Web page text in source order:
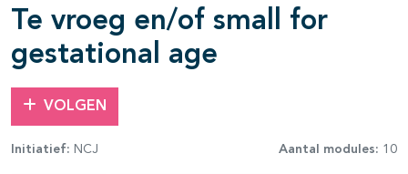
Te vroeg en/of small for
gestational age
VOLGEN
Initiatief: NCJ Aantal modules: 10
open- en dichtklappen